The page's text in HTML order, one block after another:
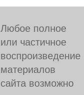
Любое полное
или частичное
воспроизведение
материалов
сайта возможно